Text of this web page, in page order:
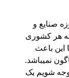
صنایع و
هر کشوری
این باعث
نمیباشد.
شویم یک